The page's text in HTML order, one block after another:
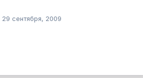
29 сентября, 2009